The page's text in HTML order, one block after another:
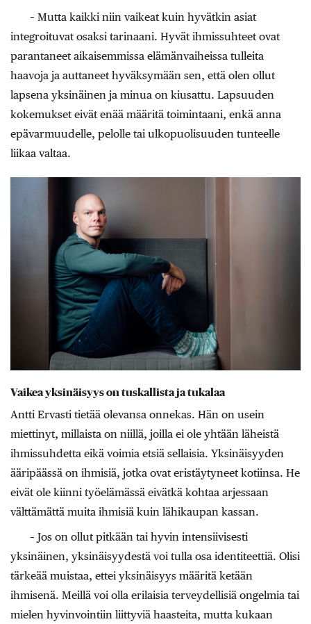
– Mutta kaikki niin vaikeat kuin hyvätkin asiat
integroituvat osaksi tarinaani. Hyvät ihmissuhteet ovat
parantaneet aikaisemmissa elämänvaiheissa tulleita
haavoja ja auttaneet hyväksymään sen, että olen ollut
lapsena yksinäinen ja minua on kiusattu. Lapsuuden
kokemukset eivät enää määritä toimintaani, enkä anna
epävarmuudelle, pelolle tai ulkopuolisuuden tunteelle
liikaa valtaa.
Vaikea yksinäisyys on tuskallista ja tukalaa
Antti Ervasti tietää olevansa onnekas. Hän on usein
miettinyt, millaista on niillä, joilla ei ole yhtään läheistä
ihmissuhdetta eikä voimia etsiä sellaisia. Yksinäisyyden
ääripäässä on ihmisiä, jotka ovat eristäytyneet kotiinsa. He
eivät ole kiinni työelämässä eivätkä kohtaa arjessaan
välttämättä muita ihmisiä kuin lähikaupan kassan.
– Jos on ollut pitkään tai hyvin intensiivisesti
yksinäinen, yksinäisyydestä voi tulla osa identiteettiä. Olisi
tärkeää muistaa, ettei yksinäisyys määritä ketään
ihmisenä. Meillä voi olla erilaisia terveydellisiä ongelmia tai
mielen hyvinvointiin liittyviä haasteita, mutta kukaan